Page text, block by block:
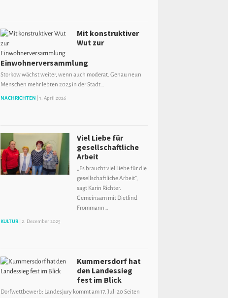
Mit konstruktiver
Wut zur
Einwohnerversammlung
Storkow wächst weiter, wenn auch moderat. Genau neun
Menschen mehr lebten 2025 in der Stadt…
NACHRICHTEN 1. April 2026
Viel Liebe für
gesellschaftliche
Arbeit
„Es braucht viel Liebe für die
gesellschaftliche Arbeit”,
sagt Karin Richter.
Gemeinsam mit Dietlind
Frommann…
KULTUR 2. Dezember 2025
Kummersdorf hat
den Landessieg
fest im Blick
Dorfwettbewerb: Landesjury kommt am 17. Juli 20 Seiten